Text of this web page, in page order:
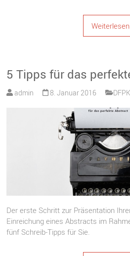
Weiterlesen
5 Tipps für das
admin 8. Januar 2016
Der erste Schritt zur Präsentation
Einreichung eines Abstracts im
fünf Schreib-Tipps für Sie.